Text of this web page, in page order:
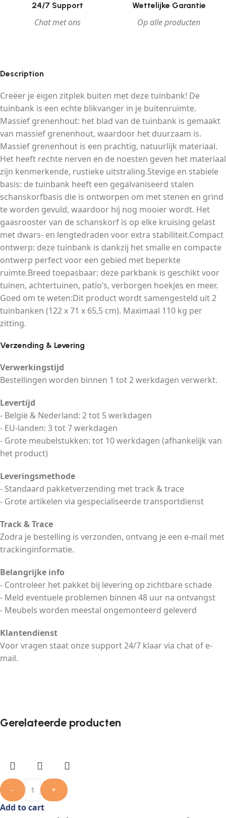
24/7 Support
Chat met ons
Wettelijke Garantie
Op alle producten
Description
Creëer je eigen zitplek buiten met deze tuinbank! De
tuinbank is een echte blikvanger in je buitenruimte.
Massief grenenhout: het blad van de tuinbank is gemaakt
van massief grenenhout, waardoor het duurzaam is.
Massief grenenhout is een prachtig, natuurlijk materiaal.
Het heeft rechte nerven en de noesten geven het materiaal
zijn kenmerkende, rustieke uitstraling.Stevige en stabiele
basis: de tuinbank heeft een gegalvaniseerd stalen
schanskorfbasis die is ontworpen om met stenen en grind
te worden gevuld, waardoor hij nog mooier wordt. Het
gaasrooster van de schanskorf is op elke kruising gelast
met dwars- en lengtedraden voor extra stabiliteit.Compact
ontwerp: deze tuinbank is dankzij het smalle en compacte
ontwerp perfect voor een gebied met beperkte
ruimte.Breed toepasbaar: deze parkbank is geschikt voor
tuinen, achtertuinen, patio’s, verborgen hoekjes en meer.
Goed om te weten:Dit product wordt samengesteld uit 2
tuinbanken (122 x 71 x 65,5 cm). Maximaal 110 kg per
zitting.
Verzending & Levering
Verwerkingstijd
Bestellingen worden binnen 1 tot 2 werkdagen verwerkt.
Levertijd
- België & Nederland: 2 tot 5 werkdagen
- EU-landen: 3 tot 7 werkdagen
- Grote meubelstukken: tot 10 werkdagen (afhankelijk van
het product)
Leveringsmethode
- Standaard pakketverzending met track & trace
- Grote artikelen via gespecialiseerde transportdienst
Track & Trace
Zodra je bestelling is verzonden, ontvang je een e-mail met
trackinginformatie.
Belangrijke info
- Controleer het pakket bij levering op zichtbare schade
- Meld eventuele problemen binnen 48 uur na ontvangst
- Meubels worden meestal ongemonteerd geleverd
Klantendienst
Voor vragen staat onze support 24/7 klaar via chat of e-
mail.
Gerelateerde producten
-
+
Add to cart